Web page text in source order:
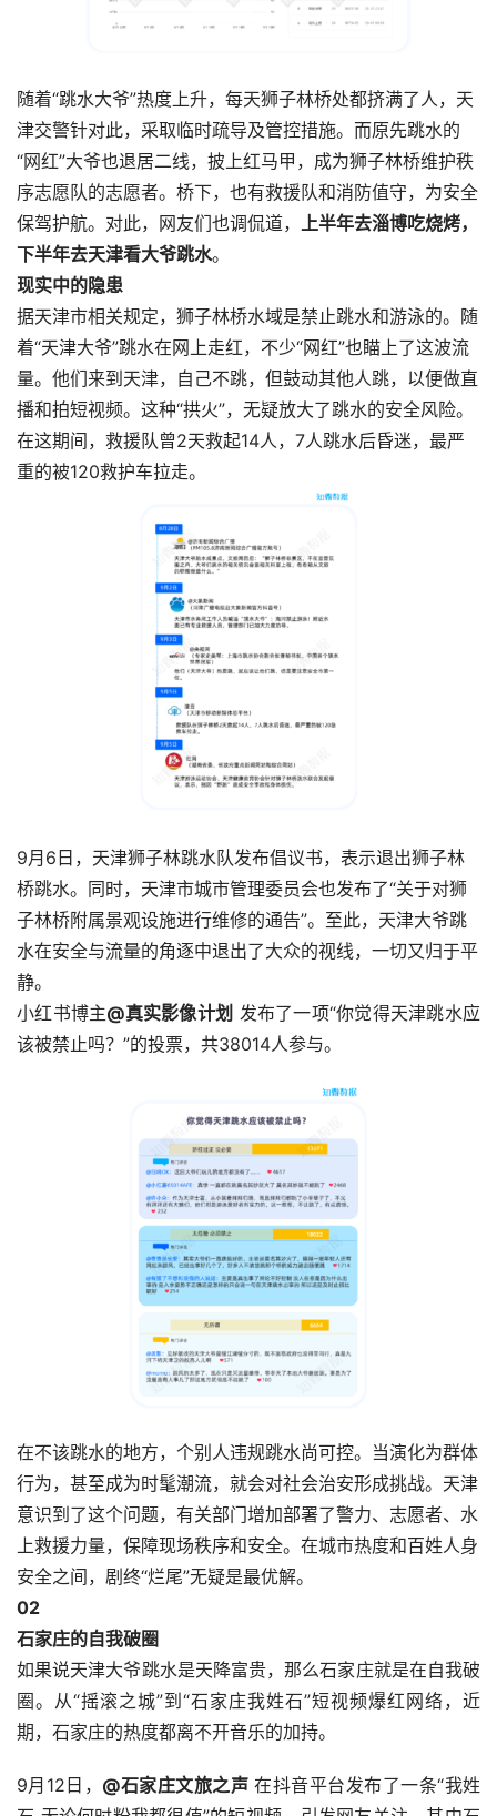
随着“跳水大爷”热度上升，每天狮子林桥处都挤满了人，天
津交警针对此，采取临时疏导及管控措施。而原先跳水的
“网红”大爷也退居二线，披上红马甲，成为狮子林桥维护秩
序志愿队的志愿者。桥下，也有救援队和消防值守，为安全
保驾护航。对此，网友们也调侃道， 上半年去淄博吃烧烤，
下半年去天津看大爷跳水。
现实中的隐患
据天津市相关规定，狮子林桥水域是禁止跳水和游泳的。随
着“天津大爷”跳水在网上走红，不少“网红”也瞄上了这波流
量。他们来到天津，自己不跳，但鼓动其他人跳，以便做直
播和拍短视频。这种“拱火”，无疑放大了跳水的安全风险。
在这期间，救援队曾2天救起14人，7人跳水后昏迷，最严
重的被120救护车拉走。
9月6日，天津狮子林跳水队发布倡议书，表示退出狮子林
桥跳水。同时，天津市城市管理委员会也发布了“关于对狮
子林桥附属景观设施进行维修的通告”。至此，天津大爷跳
水在安全与流量的角逐中退出了大众的视线，一切又归于平
静。
小红书博主@真实影像计划 发布了一项“你觉得天津跳水应
该被禁止吗？”的投票，共38014人参与。
在不该跳水的地方，个别人违规跳水尚可控。当演化为群体
行为，甚至成为时髦潮流，就会对社会治安形成挑战。天津
意识到了这个问题，有关部门增加部署了警力、志愿者、水
上救援力量，保障现场秩序和安全。在城市热度和百姓人身
安全之间，剧终“烂尾”无疑是最优解。
02
石家庄的自我破圈
如果说天津大爷跳水是天降富贵，那么石家庄就是在自我破
圈。从“摇滚之城”到“石家庄我姓石”短视频爆红网络，近
期，石家庄的热度都离不开音乐的加持。
9月12日， @石家庄文旅之声 在抖音平台发布了一条“我姓